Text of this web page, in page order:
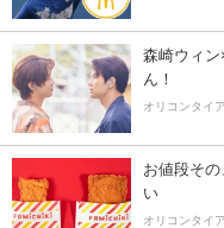
森崎ウィン
ん！
オリコンタイ
お値段そ
い
オリコンタイ